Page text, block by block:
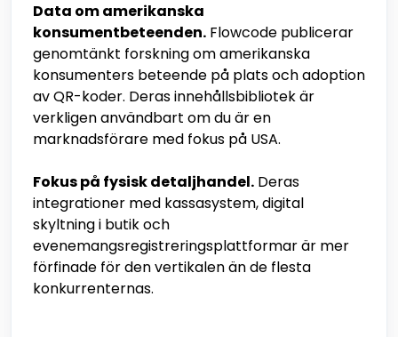
Data om amerikanska
konsumentbeteenden. Flowcode publicerar
genomtänkt forskning om amerikanska
konsumenters beteende på plats och adoption
av QR-koder. Deras innehållsbibliotek är
verkligen användbart om du är en
marknadsförare med fokus på USA.
Fokus på fysisk detaljhandel. Deras
integrationer med kassasystem, digital
skyltning i butik och
evenemangsregistreringsplattformar är mer
förfinade för den vertikalen än de flesta
konkurrenternas.